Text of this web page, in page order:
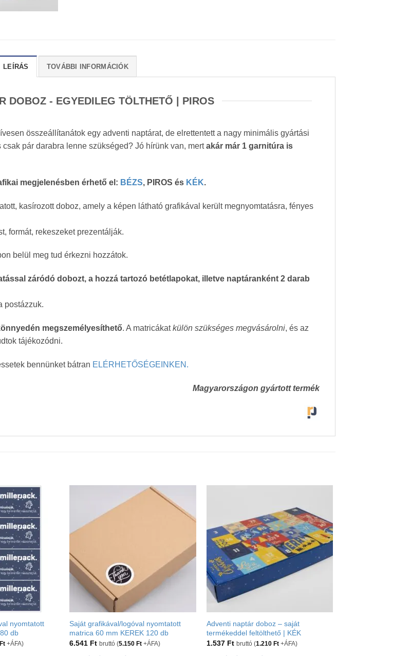
LEÍRÁS TOVÁBBI INFORMÁCIÓK
DOBOZ - EGYEDILEG TÖLTHETŐ | PIROS
összeállítanátok egy adventi naptárat, de elrettentett a nagy minimális gyártási
pár darabra lenne szükséged? Jó hírünk van, mertakár már 1 garnitúra is
megjelenésben érhető el: BÉZS, PIROS és KÉK.
kasírozott doboz, amely a képen látható grafikával került megnyomtatásra, fényes
formát, rekeszeket prezentálják.
belül meg tud érkezni hozzátok.
záródó dobozt, a hozzá tartozó betétlapokat, illetve naptáranként 2 darab
postázzuk.
megszemélyesíthető. A matricákatkülön szükséges megvásárolni, és az
tájékozódni.
bennünket bátran ELÉRHETŐSÉGEINKEN.
Magyarországon gyártott termék
nyomtatott
db
Ft +ÁFA)
Saját grafikával/logóval nyomtatott
matrica 60 mm KEREK 120 db
6.541 Ft bruttó (5.150 Ft +ÁFA)
Adventi naptár doboz – saját
termékeddel feltölthető | KÉK
1.537 Ft bruttó (1.210 Ft+ÁFA)